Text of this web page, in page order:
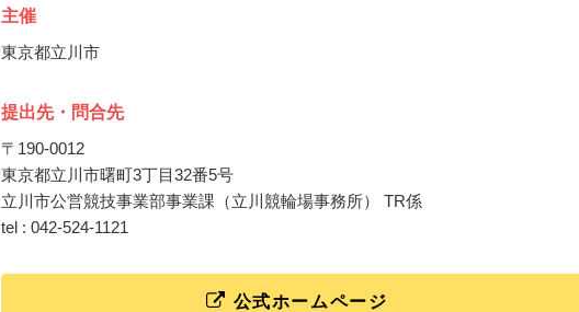
主催
東京都立川市
提出先・問合先
〒190-0012
東京都立川市曙町3丁目32番5号
立川市公営競技事業部事業課（立川競輪場事務所） TR係
tel : 042-524-1121
公式ホームページ